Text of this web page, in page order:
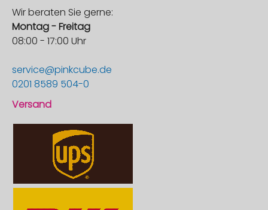
Wir beraten Sie gerne:
Montag - Freitag
08:00 - 17:00 Uhr
service@pinkcube.de
0201 8589 504-0
Versand